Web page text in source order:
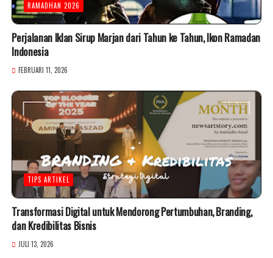
RAMADHAN 2026
Perjalanan Iklan Sirup Marjan dari Tahun ke Tahun, Ikon Ramadan
Indonesia
FEBRUARI 11, 2026
TIPS ARTIKEL
Transformasi Digital untuk Mendorong Pertumbuhan, Branding,
dan Kredibilitas Bisnis
JULI 13, 2026